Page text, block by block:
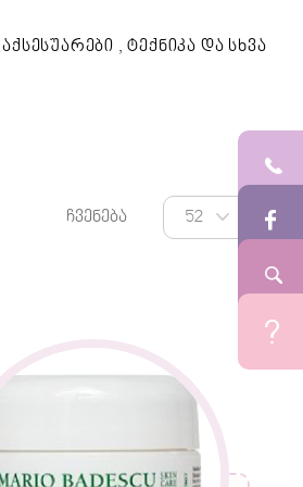
აქსესუარები , ტექნიკა და სხვა
ჩვენება